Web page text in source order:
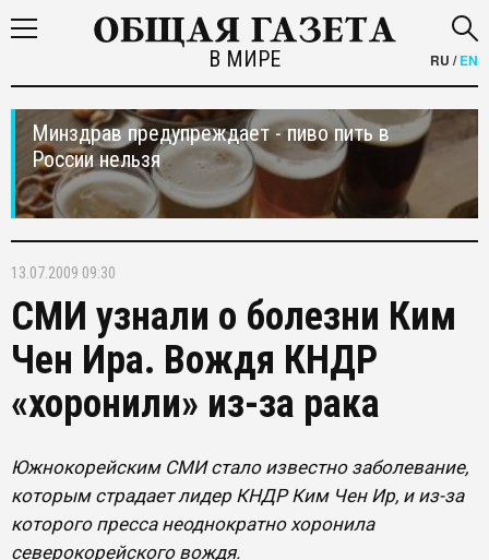
В МИРЕ RU /EN
Минздрав предупреждает - пиво пить в
России нельзя
13.07.2009 09:30
СМИ узнали о болезни Ким
Чен Ира. Вождя КНДР
«хоронили» из-за рака
Южнокорейским СМИ стало известно заболевание,
которым страдает лидер КНДР Ким Чен Ир, и из-за
которого пресса неоднократно хоронила
северокорейского вождя.